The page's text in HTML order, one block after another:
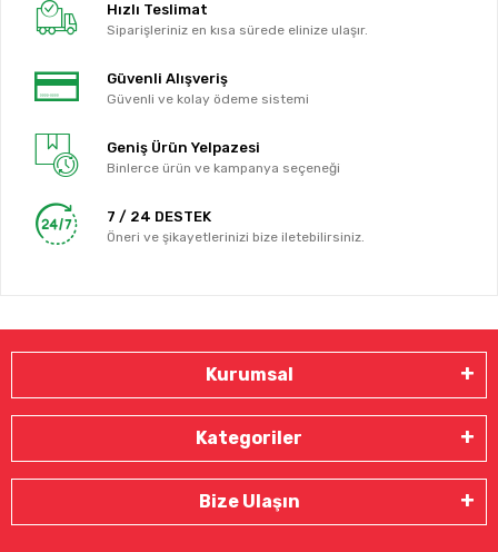
Hızlı Teslimat
Siparişleriniz en kısa sürede elinize ulaşır.
Güvenli Alışveriş
Güvenli ve kolay ödeme sistemi
Geniş Ürün Yelpazesi
Binlerce ürün ve kampanya seçeneği
7 / 24 DESTEK
Öneri ve şikayetlerinizi bize iletebilirsiniz.
Kurumsal
Kategoriler
Bize Ulaşın